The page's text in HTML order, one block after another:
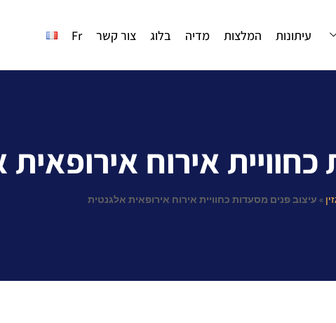
עיתונות המלצות מדיה בלוג צור קשר Fr
אירוח
» עיצוב פנים מסעדות כחוויית אירוח אירופאית אלגנטית